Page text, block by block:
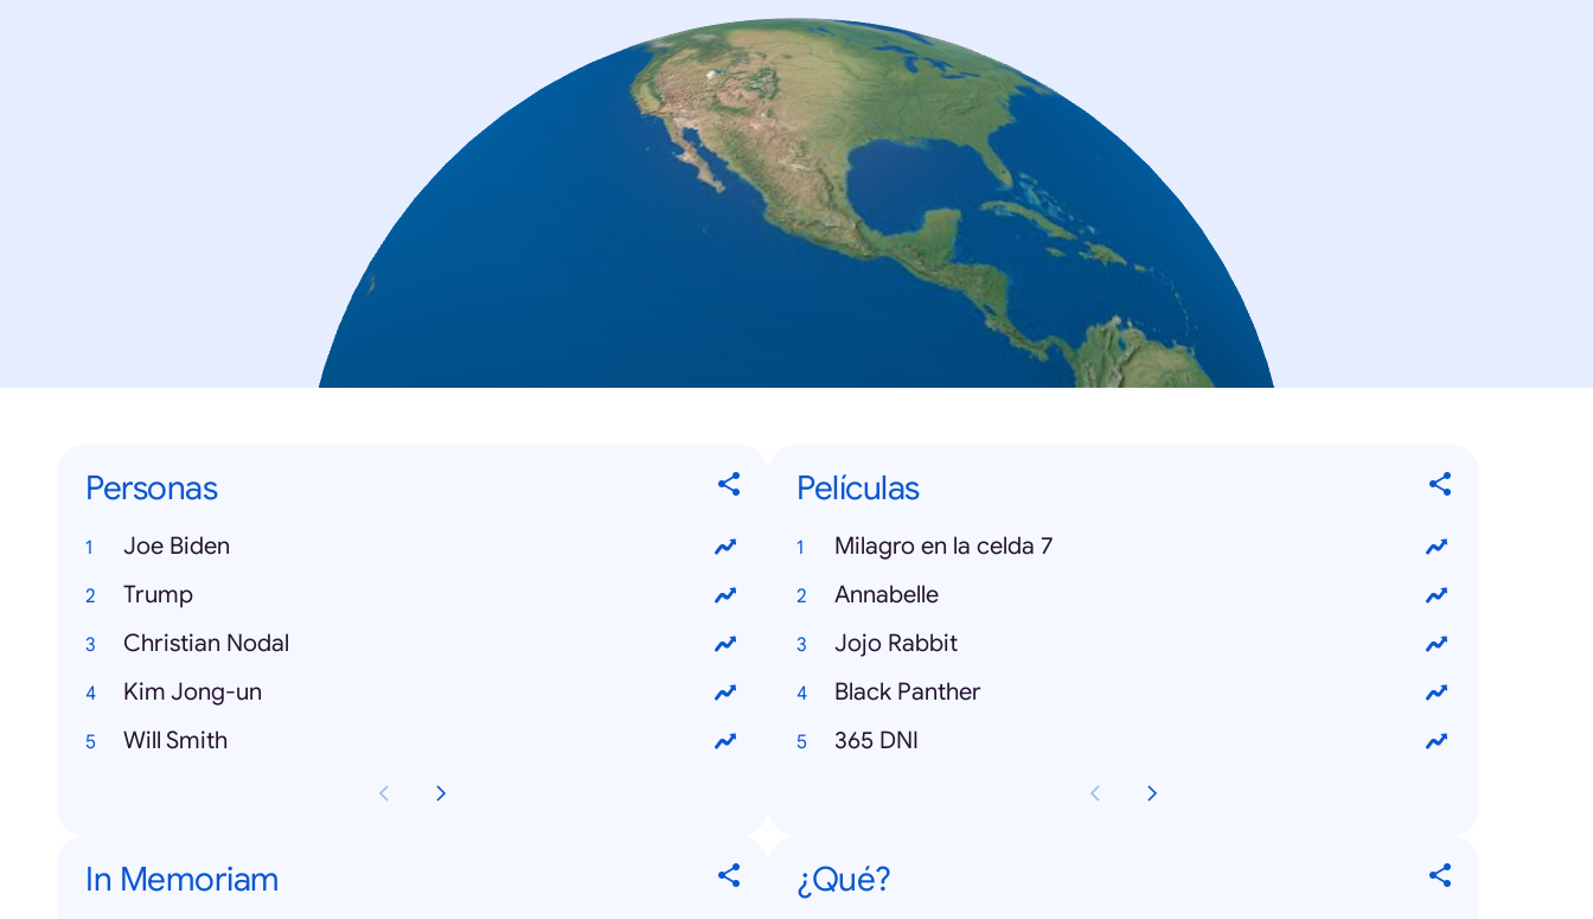
Personas
Joe Biden
Trump
Christian Nodal
Kim Jong-un
Will Smith
Películas
Milagro en la celda 7
Annabelle
Jojo Rabbit
Black Panther
365 DNI
In Memoriam ¿Qué?